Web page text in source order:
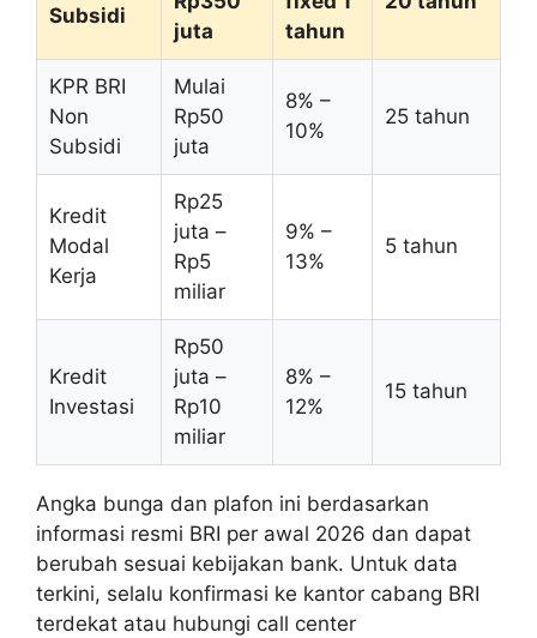
Subsidi
juta
tahun
KPR BRI
Non
Subsidi
Mulai
Rp50
juta
8% –
10%
25 tahun
Kredit
Modal
Kerja
Rp25
juta –
Rp5
miliar
9% –
13%
5 tahun
Kredit
Investasi
Rp50
juta –
Rp10
miliar
8% –
12%
15 tahun
Angka bunga dan plafon ini berdasarkan
informasi resmi BRI per awal 2026 dan dapat
berubah sesuai kebijakan bank. Untuk data
terkini, selalu konfirmasi ke kantor cabang BRI
terdekat atau hubungi call center